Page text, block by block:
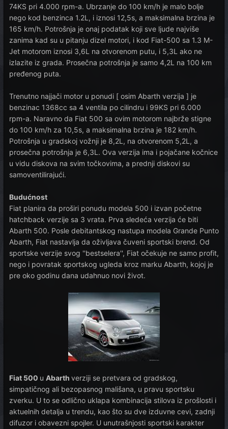
74KS pri 4.000 rpm-a. Ubrzanje do 100 km/h je malo bolje
nego kod benzinca 1.2L, i iznosi 12,5s, a maksimalna brzina je
165 km/h. Potrošnja je onaj podatak koji sve ljude najviše
zanima kad su u pitanju dizel motori, i kod Fiat-500 sa 1.3 M-
Jet motorom iznosi 3,6L na otvorenom putu, i 5,3L ako ne
izlazite iz grada. Prosečna potrošnja je samo 4,2L na 100 km
pređenog puta.
Trenutno najjači motor u ponudi [ osim Abarth verzija ] je
benzinac 1368cc sa 4 ventila po cilindru i 99KS pri 6.000
rpm-a. Naravno da Fiat 500 sa ovim motorom najbrže stigne
do 100 km/h za 10,5s, a maksimalna brzina je 182 km/h.
Potrošnja u gradskoj vožnji je 8,2L, na otvorenom 5,2L, a
prosečna potrošnja je 6,3L. Ova verzija ima i pojačane kočnice
u vidu diskova na svim točkovima, a prednji diskovi su
samoventilirajući.
Budućnost
Fiat planira da proširi ponudu modela 500 i izvan početne
hatchback verzije sa 3 vrata. Prva sledeća verzija će biti
Abarth 500. Posle debitantskog nastupa modela Grande Punto
Abarth, Fiat nastavlja da oživljava čuveni sportski brend. Od
sportske verzije svog ''bestselera'', Fiat očekuje ne samo profit,
nego i povratak sportskog ugleda kroz marku Abarth, kojoj je
pre oko godinu dana udahnuo novi život.
Fiat 500 u Abarth verziji se pretvara od gradskog,
simpatičnog ali bezopasnog mališana, u pravu sportsku
zverku. U to se odlično uklapa kombinacija stilova iz prošlosti i
aktuelnih detalja u trendu, kao što su dve izduvne cevi, zadnji
difuzor i obavezni spojler. U unutrašnjosti sportski karakter